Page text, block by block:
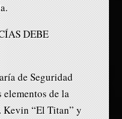
DEBE
de Seguridad
de la
“El Titan” y